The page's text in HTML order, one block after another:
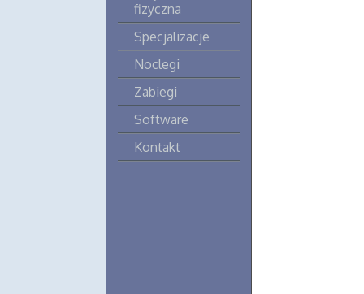
fizyczna
Specjalizacje
Noclegi
Zabiegi
Software
Kontakt